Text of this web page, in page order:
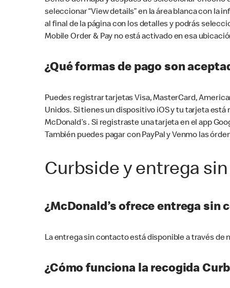
seleccionar “View details” en la área blanca con la
al final de la página con los detalles y podrás
Mobile Order & Pay no está activado en esa
¿Qué formas de pago son
Puedes registrar tarjetas Visa, MasterCard,
Unidos. Si tienes un dispositivo iOS y tu tarjeta
McDonald’s . Si registraste una tarjeta en el app
También puedes pagar con PayPal y Venmo las
Curbside y entrega
¿McDonald’s ofrece entrega sin
La entrega sin contacto está disponible a través
¿Cómo funciona la recogida